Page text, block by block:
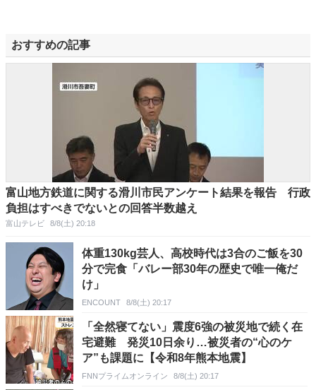
おすすめの記事
富山地方鉄道に関する滑川市民アンケート結果を報告 行政
負担はすべきでないとの回答半数越え
富山テレビ 8/8(土) 20:18
体重130kg芸人、高校時代は3合のご飯を30
分で完食「バレー部30年の歴史で唯一俺だ
け」
ENCOUNT 8/8(土) 20:17
「全然寝てない」震度6強の被災地で続く在
宅避難 発災10日余り…被災者の“心のケ
ア”も課題に【令和8年熊本地震】
FNNプライムオンライン 8/8(土) 20:17